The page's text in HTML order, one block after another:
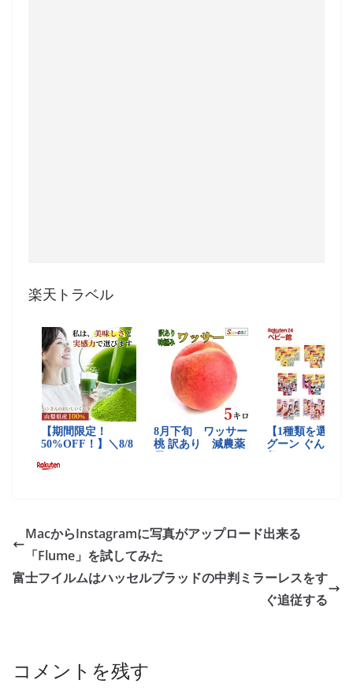
楽天トラベル
MacからInstagramに写真がアップロード出来る
「Flume」を試してみた
富士フイルムはハッセルブラッドの中判ミラーレスをす
ぐ追従する
コメントを残す